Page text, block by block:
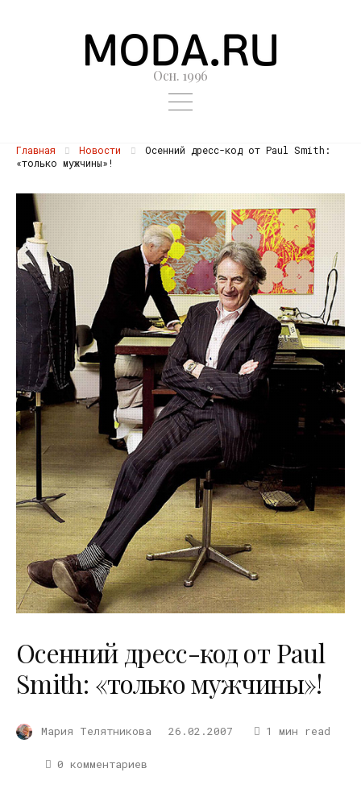
Осн. 1996
Главная Новости
Осенний дресс-код от Paul Smith:
«только мужчины»!
Осенний дресс-код от Paul
Smith: «только мужчины»!
Мария Телятникова 26.02.2007 1 мин read
0 комментариев